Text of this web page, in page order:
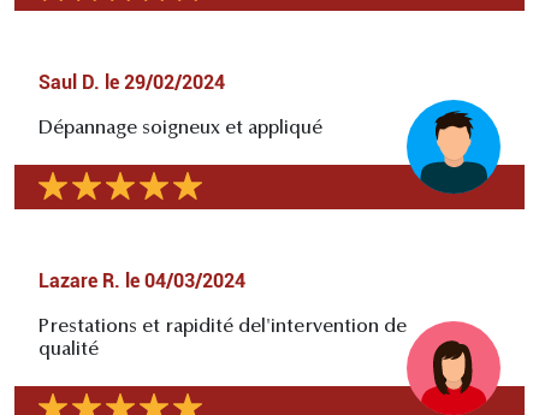
Saul D. le 29/02/2024
Dépannage soigneux et appliqué
Lazare R. le 04/03/2024
Prestations et rapidité del'intervention de
qualité